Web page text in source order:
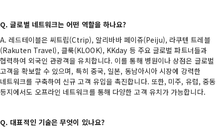
Q. 글로벌 네트워크는 어떤 역할을 하나요?
A. 레드테이블은 씨트립(Ctrip), 알리바바 페이쥬(Peiju), 라쿠텐 트레블
(Rakuten Travel), 클룩(KLOOK), KKday 등 주요 글로벌 파트너들과
협력하여 외국인 관광객을 유치합니다. 이를 통해 병원이나 상점은 글로벌
고객을 확보할 수 있으며, 특히 중국, 일본, 동남아시아 시장에 강력한
네트워크를 구축하여 신규 고객 유입을 촉진합니다. 또한, 미주, 유럽, 중동
등지에서도 오프라인 네트워크를 통해 다양한 고객 유치가 가능합니다.
Q. 대표적인 기술은 무엇이 있나요?